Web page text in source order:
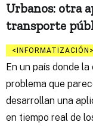
Urbanos: otra
transporte
INFORMATIZACIÓN
En un país donde
problema que
desarrollan una
en tiempo real de